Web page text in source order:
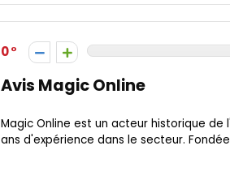
0
Avis Magic Online
Magic Online est un acteur historique
ans d'expérience dans le secteur.